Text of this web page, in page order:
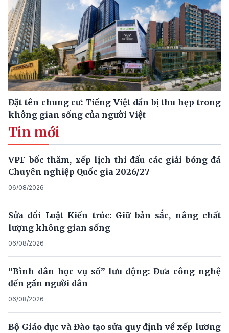
Đặt tên chung cư: Tiếng Việt dần bị thu hẹp trong
không gian sống của người Việt
Tin mới
VPF bốc thăm, xếp lịch thi đấu các giải bóng đá
Chuyên nghiệp Quốc gia 2026/27
06/08/2026
Sửa đổi Luật Kiến trúc: Giữ bản sắc, nâng chất
lượng không gian sống
06/08/2026
“Bình dân học vụ số” lưu động: Đưa công nghệ
đến gần người dân
06/08/2026
Bộ Giáo dục và Đào tạo sửa quy định về xếp lương